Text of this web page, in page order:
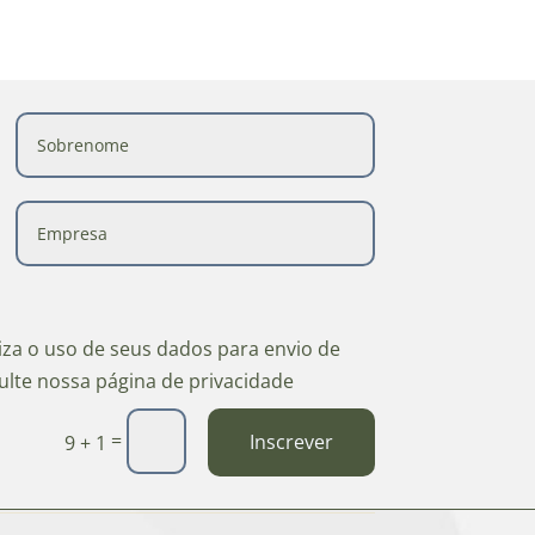
o uso de seus dados para envio de
nossa página de privacidade
9 + 1 = Inscrever